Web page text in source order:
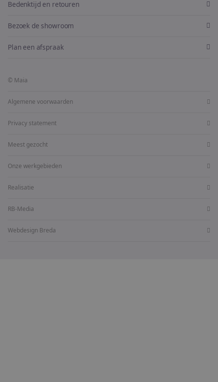
Bedenktijd en retouren
Bezoek de showroom
Plan een afspraak
© Maia
Algemene voorwaarden
Privacy statement
Meest gezocht
Onze werkgebieden
Realisatie
RB-Media
Webdesign Breda